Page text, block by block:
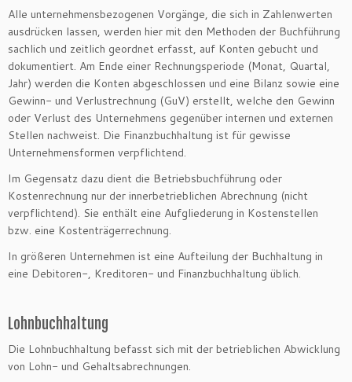
Alle unternehmensbezogenen Vorgänge, die sich in Zahlenwerten
ausdrücken lassen, werden hier mit den Methoden der Buchführung
sachlich und zeitlich geordnet erfasst, auf Konten gebucht und
dokumentiert. Am Ende einer Rechnungsperiode (Monat, Quartal,
Jahr) werden die Konten abgeschlossen und eine Bilanz sowie eine
Gewinn- und Verlustrechnung (GuV) erstellt, welche den Gewinn
oder Verlust des Unternehmens gegenüber internen und externen
Stellen nachweist. Die Finanzbuchhaltung ist für gewisse
Unternehmensformen verpflichtend.
Im Gegensatz dazu dient die Betriebsbuchführung oder
Kostenrechnung nur der innerbetrieblichen Abrechnung (nicht
verpflichtend). Sie enthält eine Aufgliederung in Kostenstellen
bzw. eine Kostenträgerrechnung.
In größeren Unternehmen ist eine Aufteilung der Buchhaltung in
eine Debitoren-, Kreditoren- und Finanzbuchhaltung üblich.
Lohnbuchhaltung
Die Lohnbuchhaltung befasst sich mit der betrieblichen Abwicklung
von Lohn- und Gehaltsabrechnungen.